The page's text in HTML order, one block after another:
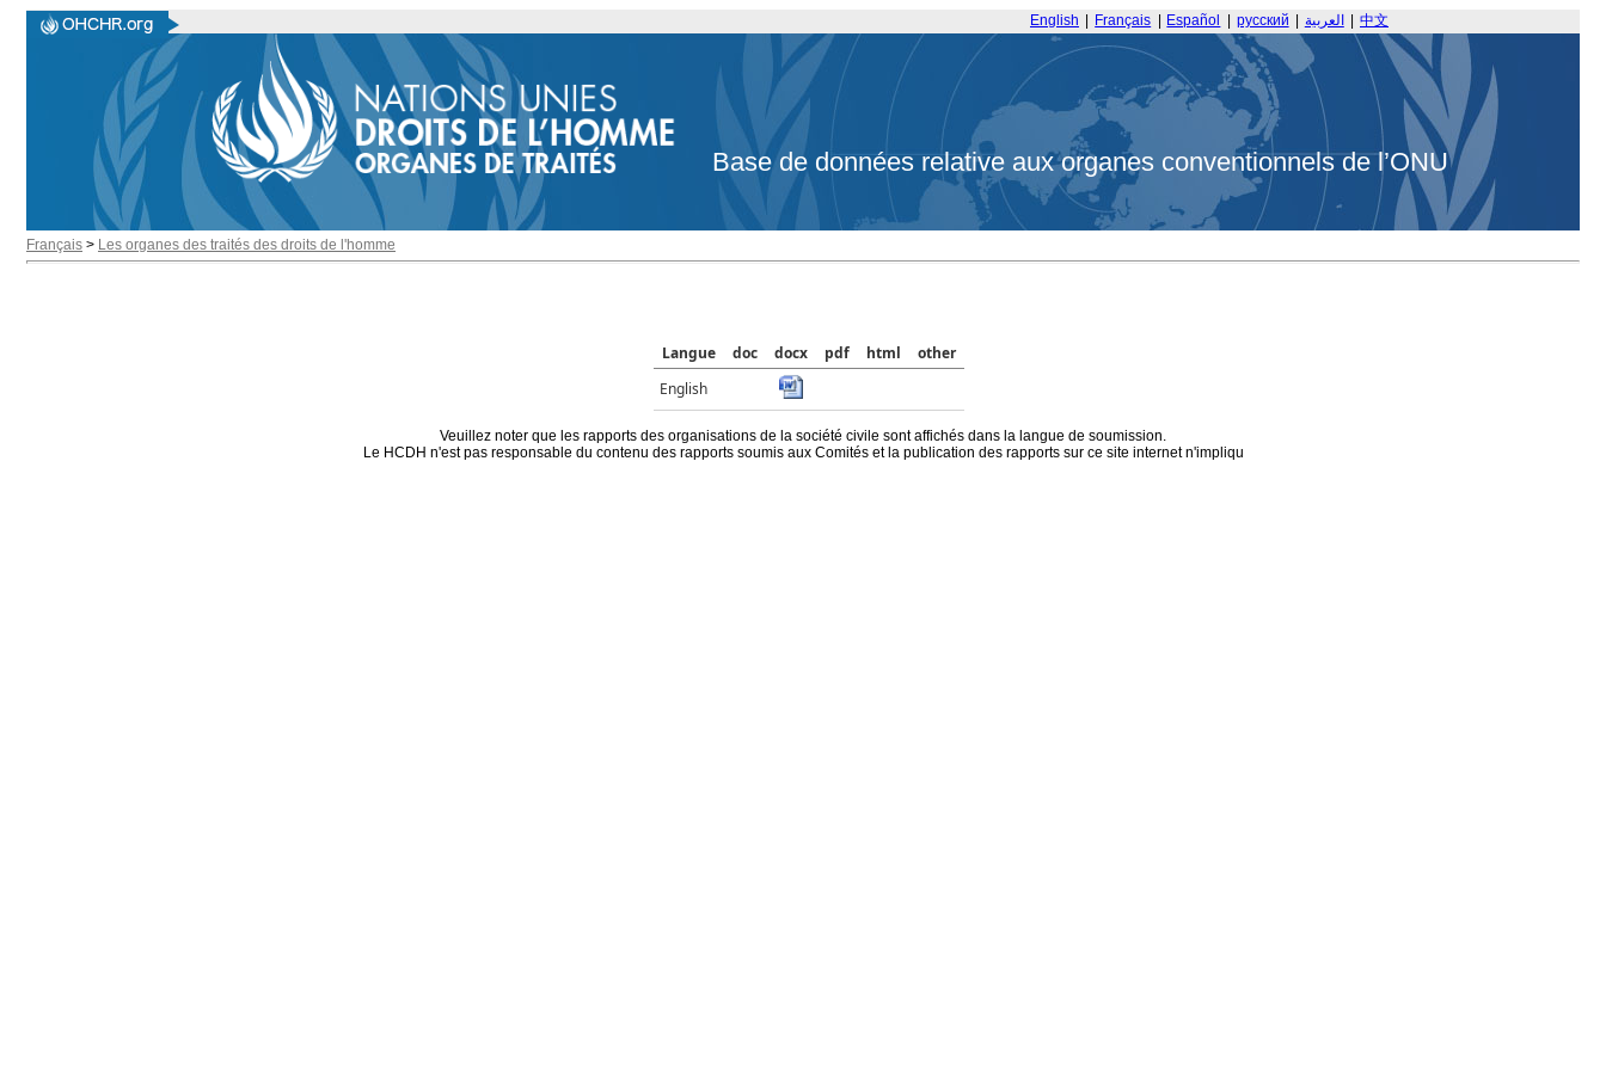
English Français Español русский العربية 中文
Base de données relative aux organes conventionnels de l’ONU
Français > Les organes des traités des droits de l'homme
Langue doc docx pdf html
other
English
Veuillez noter que les rapports des organisations de la société civile sont affichés dans la langue de soumission.
Le HCDH n'est pas responsable du contenu des rapports soumis aux Comités et la publication des rapports sur ce site internet n'impliqu